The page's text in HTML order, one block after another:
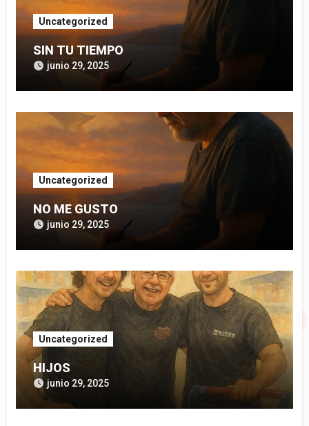
Uncategorized
SIN TU TIEMPO
junio 29, 2025
Uncategorized
NO ME GUSTO
junio 29, 2025
Uncategorized
HIJOS
junio 29, 2025